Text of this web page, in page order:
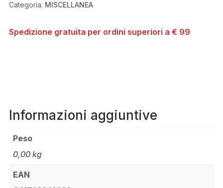
Categoria: MISCELLANEA
Spedizione gratuita per ordini superiori a € 99
Informazioni aggiuntive
Peso
0,00 kg
EAN